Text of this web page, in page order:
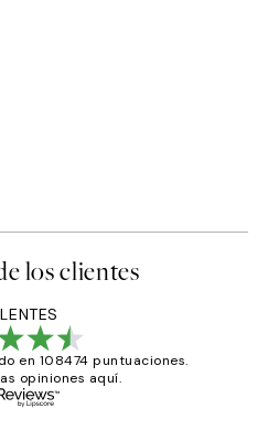
los clientes
en 108474 puntuaciones.
opiniones aquí.